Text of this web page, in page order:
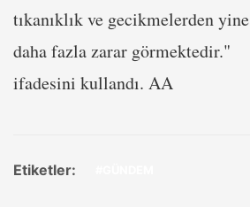
tıkanıklık ve gecikmelerden yine
daha fazla zarar görmektedir."
ifadesini kullandı. AA
Etiketler: